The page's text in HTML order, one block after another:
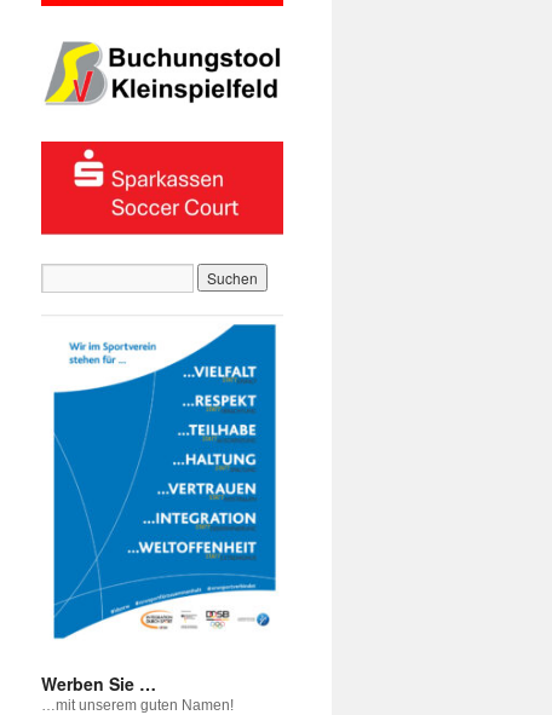
Werben Sie …
…mit unserem guten Namen!